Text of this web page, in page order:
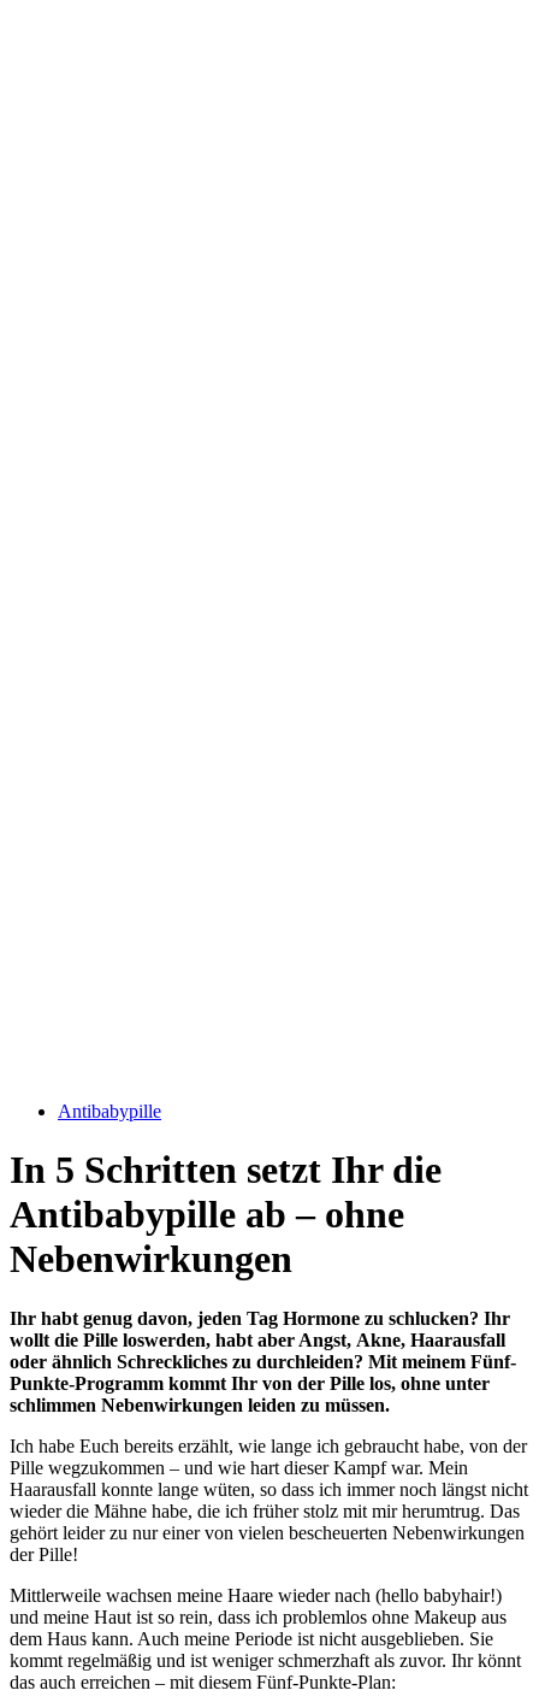
Antibabypille
In 5 Schritten setzt Ihr die
Antibabypille ab – ohne
Nebenwirkungen
Ihr habt genug davon, jeden Tag Hormone zu schlucken? Ihr
wollt die Pille loswerden, habt aber Angst, Akne, Haarausfall
oder ähnlich Schreckliches zu durchleiden? Mit meinem Fünf-
Punkte-Programm kommt Ihr von der Pille los, ohne unter
schlimmen Nebenwirkungen leiden zu müssen.
Ich habe Euch bereits erzählt, wie lange ich gebraucht habe, von der
Pille wegzukommen – und wie hart dieser Kampf war. Mein
Haarausfall konnte lange wüten, so dass ich immer noch längst nicht
wieder die Mähne habe, die ich früher stolz mit mir herumtrug. Das
gehört leider zu nur einer von vielen bescheuerten Nebenwirkungen
der Pille!
Mittlerweile wachsen meine Haare wieder nach (hello babyhair!)
und meine Haut ist so rein, dass ich problemlos ohne Makeup aus
dem Haus kann. Auch meine Periode ist nicht ausgeblieben. Sie
kommt regelmäßig und ist weniger schmerzhaft als zuvor. Ihr könnt
das auch erreichen – mit diesem Fünf-Punkte-Plan: